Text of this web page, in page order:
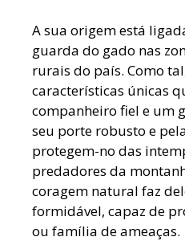
A sua origem está
guarda do gado nas
rurais do país. Como
características únicas
companheiro fiel e um
seu porte robusto e
protegem-no das
predadores da
coragem natural faz
formidável, capaz de
ou família de ameaças.